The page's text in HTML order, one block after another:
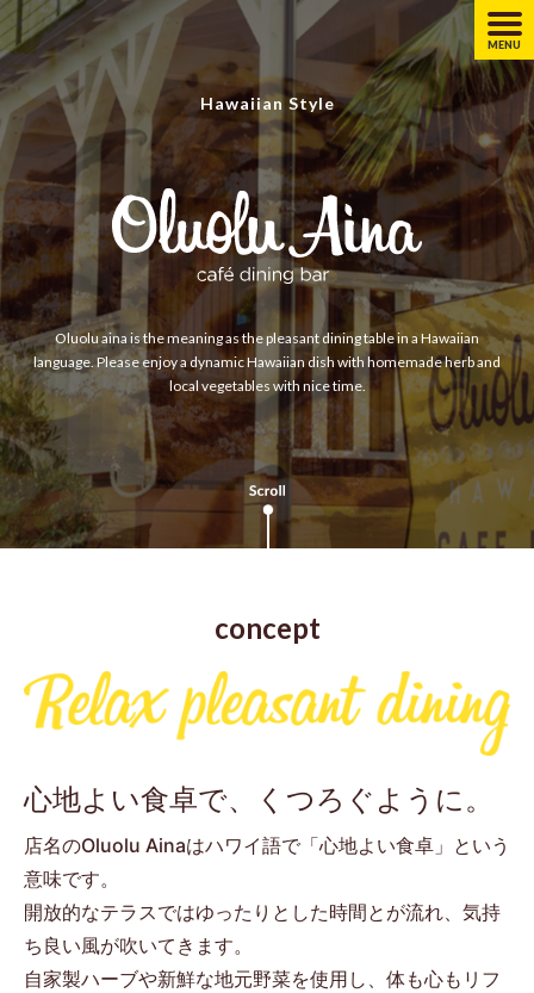
MENU
Hawaiian Style
Oluolu aina is the meaning as the pleasant dining table in a Hawaiian
language. Please enjoy a dynamic Hawaiian dish with homemade herb and
local vegetables with nice time.
concept
心地よい食卓で、くつろぐように。
店名のOluolu Ainaはハワイ語で「心地よい食卓」という
意味です。
開放的なテラスではゆったりとした時間とが流れ、気持
ち良い風が吹いてきます。
自家製ハーブや新鮮な地元野菜を使用し、体も心もリフ